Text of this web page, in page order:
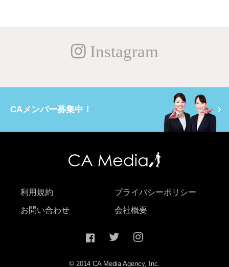
Instagram
CAメンバー募集中！
利用規約 プライバシーポリシー
お問い合わせ 会社概要
© 2014 CA Media Agency, Inc.